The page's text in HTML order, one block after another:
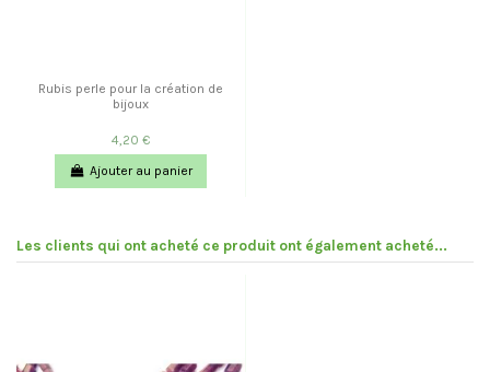
Rubis perle pour la création de
bijoux
4,20 €
Ajouter au panier
Les clients qui ont acheté ce produit ont également acheté...